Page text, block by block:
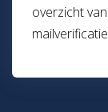
overzicht